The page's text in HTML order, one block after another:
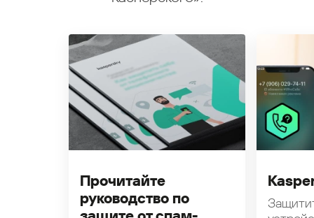
Прочитайте
руководство по